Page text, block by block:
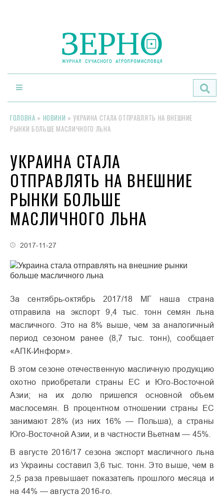
ГОЛОВНА » НОВИНИ » УКРАИНА СТАЛА ОТПРАВЛЯТЬ НА ВНЕШНИЕ
РЫНКИ БОЛЬШЕ МАСЛИЧНОГО ЛЬНА
УКРАИНА СТАЛА
ОТПРАВЛЯТЬ НА ВНЕШНИЕ
РЫНКИ БОЛЬШЕ
МАСЛИЧНОГО ЛЬНА
2017-11-27
За сентябрь-октябрь 2017/18 МГ наша страна
отправила на экспорт 9,4 тыс. тонн семян льна
масличного. Это на 8% выше, чем за аналогичный
период сезоном ранее (8,7 тыс. тонн), сообщает
«АПК-Информ».
В этом сезоне отечественную масличную продукцию
охотно приобретали страны ЕС и Юго-Восточной
Азии; на их долю пришелся основной объем
маслосемян. В процентном отношении страны ЕС
занимают 28% (из них 16% — Польша), а страны
Юго-Восточной Азии, и в частности Вьетнам — 45%.
В августе 2016/17 сезона экспорт масличного льна
из Украины составил 3,6 тыс. тонн. Это выше, чем в
2,5 раза превышает показатель прошлого месяца и
на 44% — августа 2016-го.